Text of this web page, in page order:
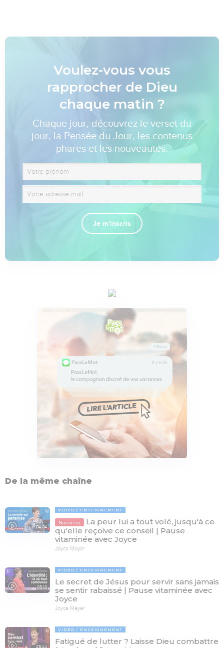
Voulez-vous vous
rapprocher de Dieu
chaque matin ?
Chaque jour, découvrez le verset du
jour, la Pensée du Jour, les contenus
phares et les nouveautés.
Je m'inscris
De la même chaîne
04:04
VIDÉO ENSEIGNEMENT
Nouveau
La peur lui a tout volé, jusqu'à ce
qu'elle reçoive ce conseil | Pause
vitaminée avec Joyce
Joyce Meyer
03:10
VIDÉO ENSEIGNEMENT
Le secret de Jésus pour servir sans jamais
se sentir rabaissé | Pause vitaminée avec
Joyce
Joyce Meyer
25:44
VIDÉO ENSEIGNEMENT
Fatigué de lutter ? Laisse Dieu combattre